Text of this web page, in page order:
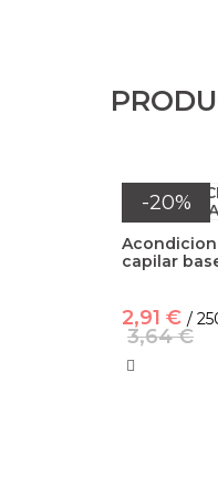
-20%
capilar
2,91 € /
3,64 €